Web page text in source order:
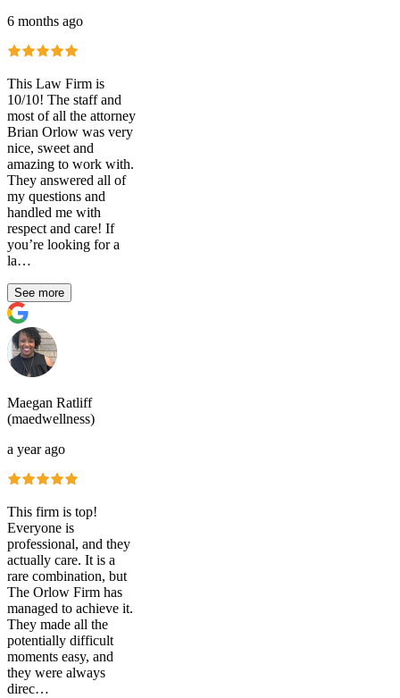
6 months ago
This Law Firm is
10/10! The staff and
most of all the attorney
Brian Orlow was very
nice, sweet and
amazing to work with.
They answered all of
my questions and
handled me with
respect and care! If
you’re looking for a
la…
See more
Maegan Ratliff
(maedwellness)
a year ago
This firm is top!
Everyone is
professional, and they
actually care. It is a
rare combination, but
The Orlow Firm has
managed to achieve it.
They made all the
potentially difficult
moments easy, and
they were always
direc…